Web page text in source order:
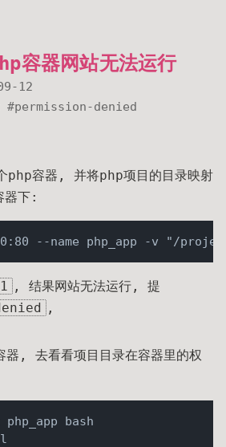
容器网站无法运行
12
permission-denied
php容器, 并将php项目的目录映射
器下:
, 结果网站无法运行, 提
,
器, 去看看项目目录在容器里的权
bash